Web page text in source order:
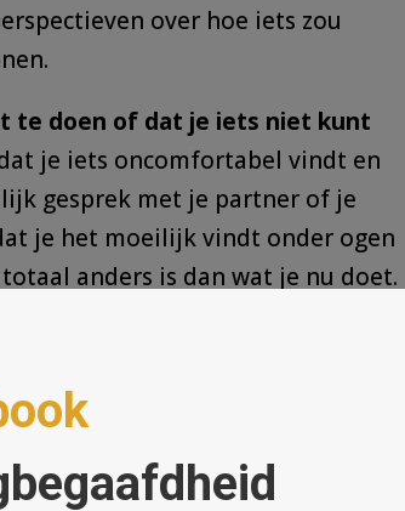
over hoe iets zou
te doen of dat je iets niet kunt
je iets oncomfortabel vindt en
gesprek met je partner of je
je het moeilijk vindt onder ogen
anders is dan wat je nu doet.
honderden beren op de weg.
meer aan begint. Aangezien je
bovendien voor als je iets niet
of als je het niet interessant
veelvoorkomende oorzaak van